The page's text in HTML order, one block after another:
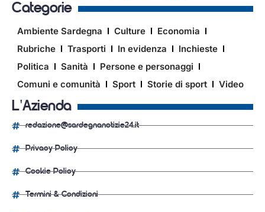
Categorie
Ambiente Sardegna Culture
Economia
Rubriche
Trasporti In evidenza
Inchieste
Politica
Sanità
Persone e personaggi
Comuni e comunità
Sport Storie di sport Video
L'Azienda
redazione@sardegnanotizie24.it
Privacy Policy
Cookie Policy
Termini & Condizioni